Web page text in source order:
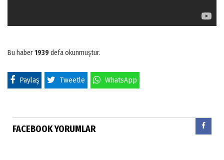
Bu haber1939defa okunmuştur.
Paylaş Tweetle WhatsApp
FACEBOOK YORUMLAR